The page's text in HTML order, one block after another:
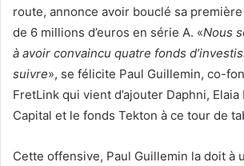
route, annonce avoir bouclé sa
de 6 millions d’euros en série A. «Nous
à avoir convaincu quatre fonds
suivre», se félicite Paul Guillemin, co-
FretLink qui vient d’ajouter Daphni,
Capital et le fonds Tekton à ce tour de
Cette offensive, Paul Guillemin la doit à